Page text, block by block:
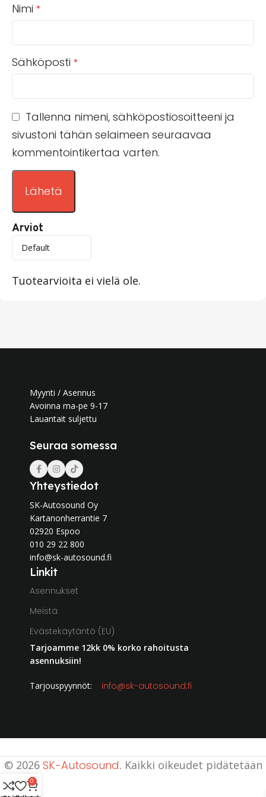
Arviot
Tuotearvioita ei vielä ole.
Nimi *
Sähköposti *
Tallenna nimeni, sähköpostiosoitteeni ja
sivustoni tähän selaimeen seuraavaa
kommentointikertaa varten.
Myynti / Asennus
Avoinna ma-pe 9-17
Lauantait suljettu
Seuraa somessa
Yhteystiedot
SK-Autosound Oy
Kartanonherrantie 7
02920 Espoo
010 29 22 800
info@sk-autosound.fi
Linkit
Asennukset
Meistä
Evästekäytäntö (EU)
Tarjoamme 12kk 0% korko rahoitusta
asennuksiin!
Tarjouspyynnöt: info@sk-autosound.fi
© 2026 SK-Autosound. Kaikki oikeudet pidätetään
0